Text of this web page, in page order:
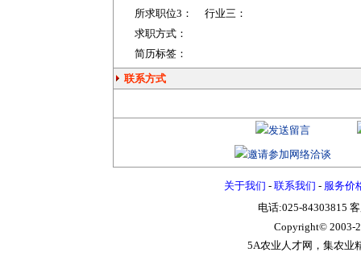
所求职位3：
行业三：
求职方式：
简历标签：
联系方式
关于我们 - 联系我们 - 服务价
电话:025-84303815
Copyright© 2003-
5A农业人才网，集农业